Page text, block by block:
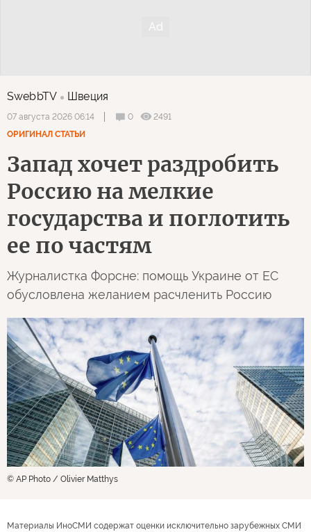
SwebbTV Швеция
07 августа 2026 06:14 0
2491
ОРИГИНАЛ СТАТЬИ
Запад хочет раздробить
Россию на мелкие
государства и поглотить
ее по частям
Журналистка Форсне: помощь Украине от ЕС
обусловлена желанием расчленить Россию
© AP Photo / Olivier Matthys
Материалы ИноСМИ содержат оценки исключительно зарубежных СМИ